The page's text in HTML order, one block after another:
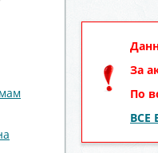
За
По
ВСЕ